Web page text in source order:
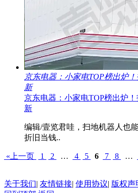
京东电器：小家电TOP榜出炉
新
京东电器：小家电TOP榜出炉
新
编辑/壹览君哇，扫地机器人也
折旧当钱..
«上一页 1 2 … 4 5 6 7 8 …
关于我们| 友情链接| 使用协议| 版权声